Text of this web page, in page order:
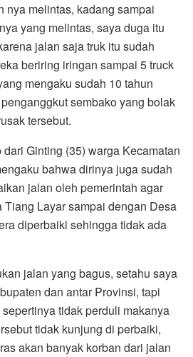
nya melintas, kadang sampai
yang melintas, saya duga itu
jalan saja truk itu sudah
beriring iringan sampai 5 truck
mengaku sudah 10 tahun
sembako yang bolak
tersebut.
Ginting (35) warga Kecamatan
bahwa dirinya juga sudah
jalan oleh pemerintah agar
Tiang Layar sampai dengan Desa
diperbaiki sehingga tidak ada
jalan yang bagus, setahu saya
dan antar Provinsi, tapi
tidak perduli makanya
tidak kunjung di perbaiki,
akan banyak korban dari jalan